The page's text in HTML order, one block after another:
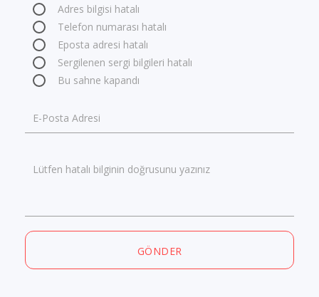
Adres bilgisi hatalı
Telefon numarası hatalı
Eposta adresi hatalı
Sergilenen sergi bilgileri hatalı
Bu sahne kapandı
E-Posta Adresi
Lütfen hatalı bilginin doğrusunu yazınız
GÖNDER